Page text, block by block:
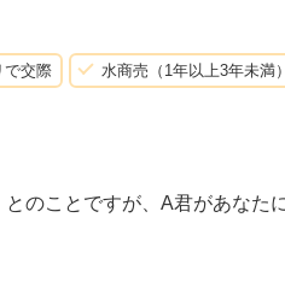
で交際 水商売（1年以上3年未満）
のことですが、A君があなた